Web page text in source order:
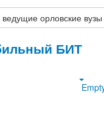
орловские
БИТ